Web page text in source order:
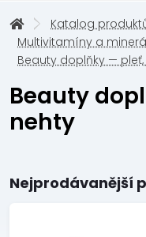
Katalog
Multivitamíny a
Beauty doplňky —
Beauty
nehty
Nejprodávanější